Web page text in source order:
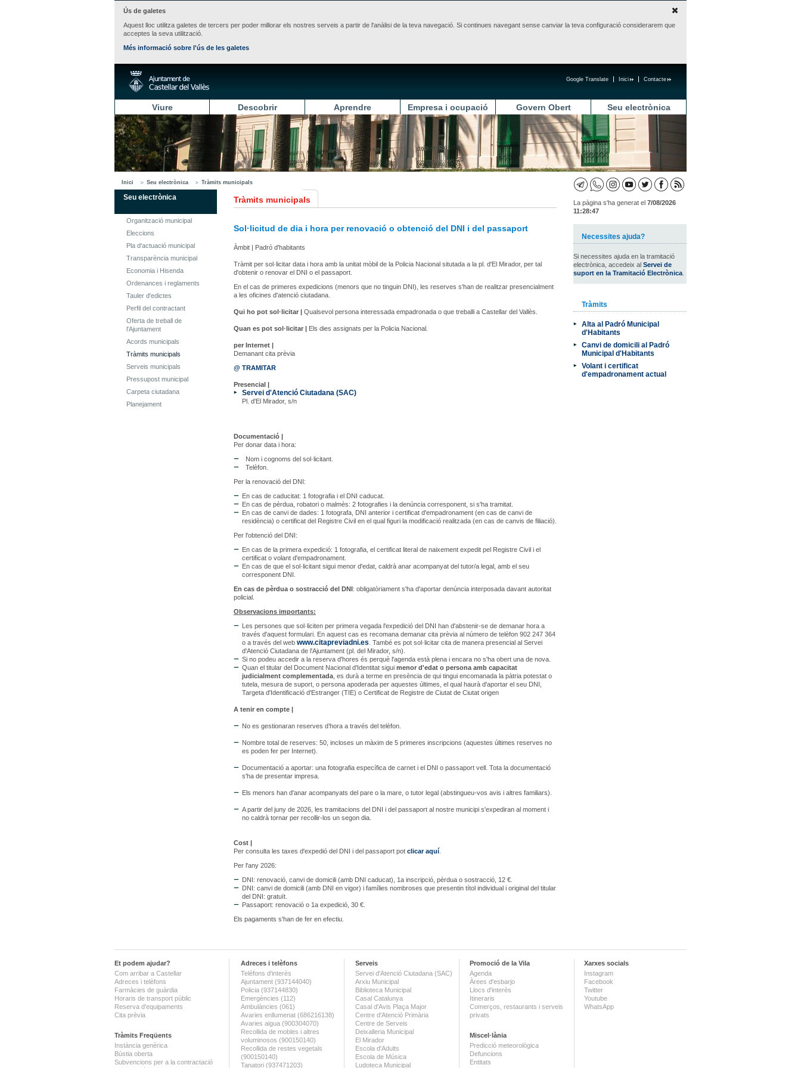
Ús de galetes
Aquest lloc utilitza galetes de tercers per poder millorar els nostres serveis a partir de l'anàlisi de la teva navegació. Si continues navegant sense canviar la teva configuració considerarem que
acceptes la seva utilització.
Més informació sobre l'ús de les galetes
Contacte
Inici
Google Translate
Viure Descobrir Aprendre Empresa i ocupació Govern Obert Seu electrònica
Inici Seu electrònica Tràmits municipals
Seu electrònica
Organització municipal
Eleccions
Pla d'actuació municipal
Transparència municipal
Economia i Hisenda
Ordenances i reglaments
Tauler d'edictes
Perfil del contractant
Oferta de treball de
l'Ajuntament
Acords municipals
Tràmits municipals
Serveis municipals
Pressupost municipal
Carpeta ciutadana
Planejament
Tràmits municipals La pàgina s'ha generat el 7/08/2026
11:28:47
Sol·licitud de dia i hora per renovació o obtenció del DNI i del passaport
Àmbit | Padró d'habitants
Tràmit per sol·licitar data i hora amb la unitat mòbil de la Policia Nacional situtada a la pl. d'El Mirador, per tal
d'obtenir o renovar el DNI o el passaport.
En el cas de primeres expedicions (menors que no tinguin DNI), les reserves s'han de realitzar presencialment
a les oficines d'atenció ciutadana.
Qui ho pot sol·licitar | Qualsevol persona interessada empadronada o que treballi a Castellar del Vallès.
Quan es pot sol·licitar | Els dies assignats per la Policia Nacional.
per Internet |
Demanant cita prèvia
@ TRAMITAR
Presencial |
Servei d'Atenció Ciutadana (SAC)
Pl. d'El Mirador, s/n
Documentació |
Per donar data i hora:
Nom i cognoms del sol·licitant.
Telèfon.
Per la renovació del DNI:
En cas de caducitat: 1 fotografia i el DNI caducat.
En cas de pèrdua, robatori o malmès: 2 fotografies i la denúncia corresponent, si s'ha tramitat.
En cas de canvi de dades: 1 fotografa, DNI anterior i certificat d'empadronament (en cas de canvi de
residència) o certificat del Registre Civil en el qual figuri la modificació realitzada (en cas de canvis de filiació).
Per l'obtenció del DNI:
En cas de la primera expedició: 1 fotografia, el certificat literal de naixement expedit pel Registre Civil i el
certificat o volant d'empadronament.
En cas de que el sol·licitant sigui menor d'edat, caldrà anar acompanyat del tutor/a legal, amb el seu
corresponent DNI.
En cas de pèrdua o sostracció del DNI: obligatòriament s'ha d'aportar denúncia interposada davant autoritat
policial.
Observacions importants:
Les persones que sol·liciten per primera vegada l'expedició del DNI han d'abstenir-se de demanar hora a
través d'aquest formulari. En aquest cas es recomana demanar cita prèvia al número de telèfon 902 247 364
o a través del web www.citapreviadni.es . També es pot sol·licitar cita de manera presencial al Servei
d'Atenció Ciutadana de l'Ajuntament (pl. del Mirador, s/n).
Si no podeu accedir a la reserva d'hores és perquè l'agenda està plena i encara no s'ha obert una de nova.
Quan el titular del Document Nacional d'Identitat sigui menor d'edat o persona amb capacitat
judicialment complementada , es durà a terme en presència de qui tingui encomanada la pàtria potestat o
tutela, mesura de suport, o persona apoderada per aquestes últimes, el qual haurà d'aportar el seu DNI,
Targeta d'Identificació d'Estranger (TIE) o Certificat de Registre de Ciutat de Ciutat origen
A tenir en compte |
No es gestionaran reserves d’hora a través del telèfon.
Nombre total de reserves: 50, incloses un màxim de 5 primeres inscripcions (aquestes últimes reserves no
es poden fer per Internet).
Documentació a aportar: una fotografia específica de carnet i el DNI o passaport vell. Tota la documentació
s'ha de presentar impresa.
Els menors han d'anar acompanyats del pare o la mare, o tutor legal (abstingueu-vos avis i altres familiars).
A partir del juny de 2026, les tramitacions del DNI i del passaport al nostre municipi s'expediran al moment i
no caldrà tornar per recollir-los un segon dia.
Cost |
Per consulta les taxes d'expedió del DNI i del passaport pot clicar aquí
Per l'any 2026:
DNI: renovació, canvi de domicili (amb DNI caducat), 1a inscripció, pèrdua o sostracció, 12 €.
DNI: canvi de domicili (amb DNI en vigor) i famílies nombroses que presentin títol individual i original del titular
del DNI: gratuït.
Passaport: renovació o 1a expedició, 30 €.
Els pagaments s'han de fer en efectiu.
Necessites ajuda?
Si necessites ajuda en la tramitació
electrònica, accedeix al Servei de
suport en la Tramitació Electrònica
Tràmits
Alta al Padró Municipal
d'Habitants
Canvi de domicili al Padró
Municipal d'Habitants
Volant i certificat
d'empadronament actual
Et podem ajudar?
Com arribar a Castellar
Adreces i telèfons
Farmàcies de guàrdia
Horaris de transport públic
Reserva d'equipaments
Cita prèvia
Tràmits Freqüents
Instància genèrica
Bústia oberta
Subvencions per a la contractació
Adreces i telèfons
Telèfons d'interès
Ajuntament (937144040)
Policia (937144830)
Emergències (112)
Ambulàncies (061)
Avaries enllumenat (686216138)
Avaries aigua (900304070)
Recollida de mobles i altres
voluminosos (900150140)
Recollida de restes vegetals
(900150140)
Tanatori (937471203)
Serveis
Servei d'Atenció Ciutadana (SAC)
Arxiu Municipal
Biblioteca Municipal
Casal Catalunya
Casal d'Avis Plaça Major
Centre d'Atenció Primària
Centre de Serveis
Deixalleria Municipal
El Mirador
Escola d'Adults
Escola de Música
Ludoteca Municipal
Promoció de la Vila
Agenda
Àrees d'esbarjo
Llocs d'interès
Itineraris
Comerços, restaurants i serveis
privats
Miscel·lània
Predicció meteorològica
Defuncions
Entitats
Xarxes socials
Instagram
Facebook
Twitter
Youtube
WhatsApp